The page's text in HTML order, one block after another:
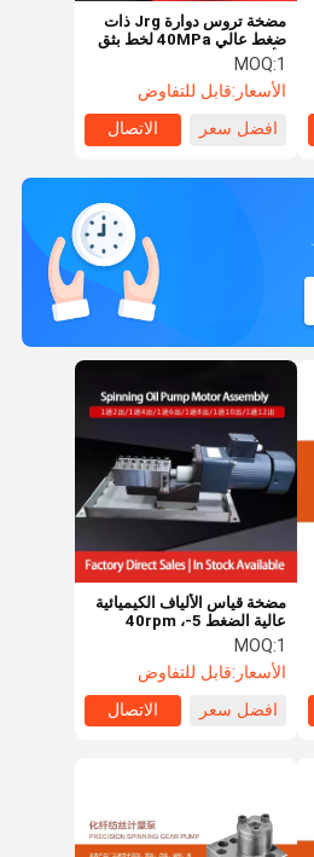
مضخة تروس دوارة Jrg ذات
ضغط عالي 40MPa لخط بثق
الألياف الكيماوية وخط رغوة
البولي يوريثين
MOQ:1
الأسعار:قابل للتفاوض
افضل سعر
الاتصال
مضخة قياس الألياف الكيميائية
عالية الضغط 5-40rpm ،
الملصق
MOQ:1
الأسعار:قابل للتفاوض
افضل سعر
الاتصال